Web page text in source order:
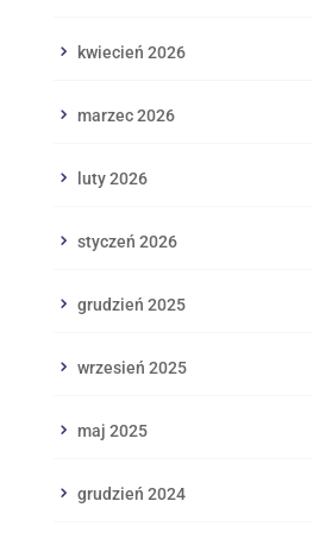
kwiecień 2026
marzec 2026
luty 2026
styczeń 2026
grudzień 2025
wrzesień 2025
maj 2025
grudzień 2024